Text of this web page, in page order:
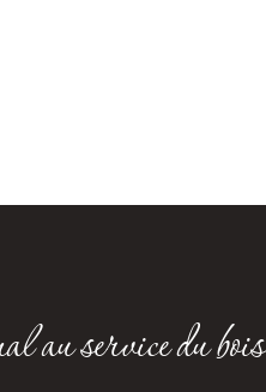
au service du bois